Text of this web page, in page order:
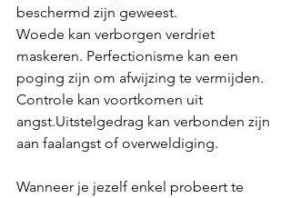
beschermd zijn geweest.
Woede kan verborgen verdriet
maskeren. Perfectionisme kan een
poging zijn om afwijzing te vermijden.
Controle kan voortkomen uit
angst.Uitstelgedrag kan verbonden zijn
aan faalangst of overweldiging.
Wanneer je jezelf enkel probeert te